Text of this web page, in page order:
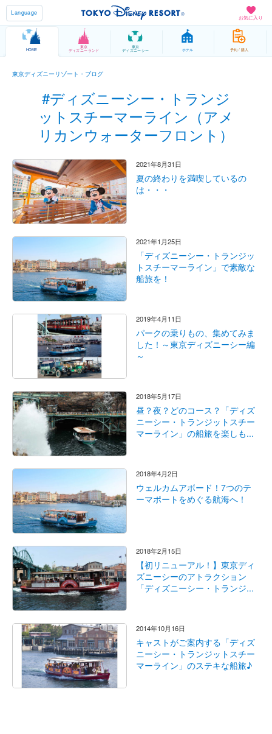
お気に入り
Language
HOME
東京
ディズニーランド
東京
ディズニーシー ホテル 予約 / 購入
東京ディズニーリゾート・ブログ
#ディズニーシー・トランジ
ットスチーマーライン（アメ
リカンウォーターフロント）
2021年8月31日
夏の終わりを満喫しているの
は・・・
2021年1月25日
「ディズニーシー・トランジッ
トスチーマーライン」で素敵な
船旅を！
2019年4月11日
パークの乗りもの、集めてみま
した！～東京ディズニーシー編
～
2018年5月17日
昼？夜？どのコース？「ディズ
ニーシー・トランジットスチー
マーライン」の船旅を楽しも...
2018年4月2日
ウェルカムアボード！7つのテ
ーマポートをめぐる航海へ！
2018年2月15日
【初リニューアル！】東京ディ
ズニーシーのアトラクション
「ディズニーシー・トランジ...
2014年10月16日
キャストがご案内する「ディズ
ニーシー・トランジットスチー
マーライン」のステキな船旅♪